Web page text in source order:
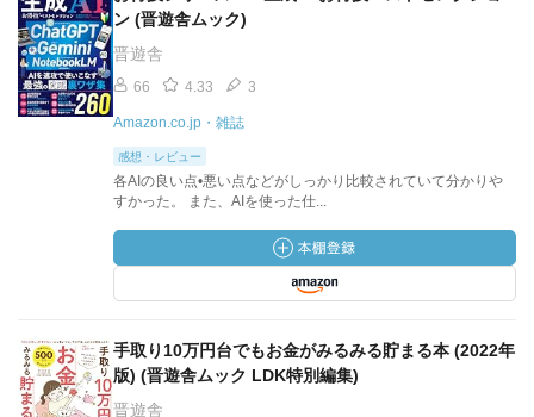
ン (晋遊舎ムック)
晋遊舎
66 4.33 3
Amazon.co.jp・雑誌
感想・レビュー
各AIの良い点•悪い点などがしっかり比較されていて分かりや
すかった。 また、AIを使った仕...
手取り10万円台でもお金がみるみる貯まる本 (2022年
版) (晋遊舎ムック LDK特別編集)
晋遊舎